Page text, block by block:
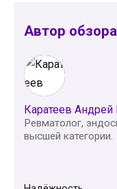
Автор обзора
Каратеев Андрей
Ревматолог,
высшей категории.